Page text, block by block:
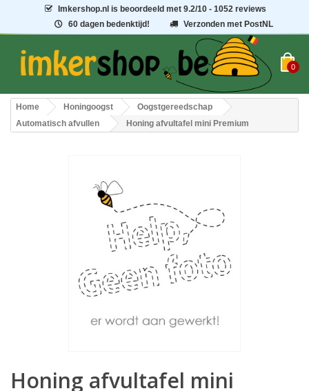
Imkershop.nl is beoordeeld met9.2/10 - 1052 reviews
60 dagen bedenktijd!
Verzonden met PostNL
0
Home Honingoogst
Oogstgereedschap
Automatisch afvullen
Honing afvultafel mini Premium
Honing afvultafel mini